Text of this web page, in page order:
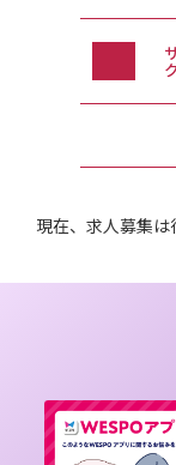
現在、求人募集は